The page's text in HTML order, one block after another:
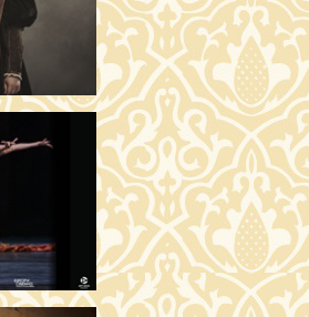
JEGYVÁSÁRLÁS
JEGYVÁSÁRLÁS